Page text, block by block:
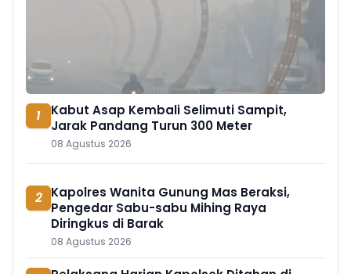
1
Kabut Asap Kembali Selimuti Sampit,
Jarak Pandang Turun 300 Meter
08 Agustus 2026
2 Kapolres Wanita Gunung Mas Beraksi,
Pengedar Sabu-sabu Mihing Raya
Diringkus di Barak
08 Agustus 2026